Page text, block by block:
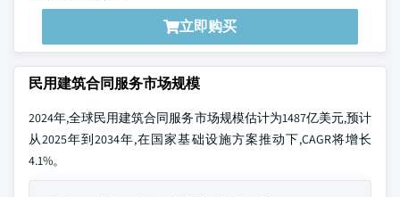
立即购买
民用建筑合同服务市场规模
2024年,全球民用建筑合同服务市场规模估计为1487亿美元,预计
从2025年到2034年,在国家基础设施方案推动下,CAGR将增长
4.1%。